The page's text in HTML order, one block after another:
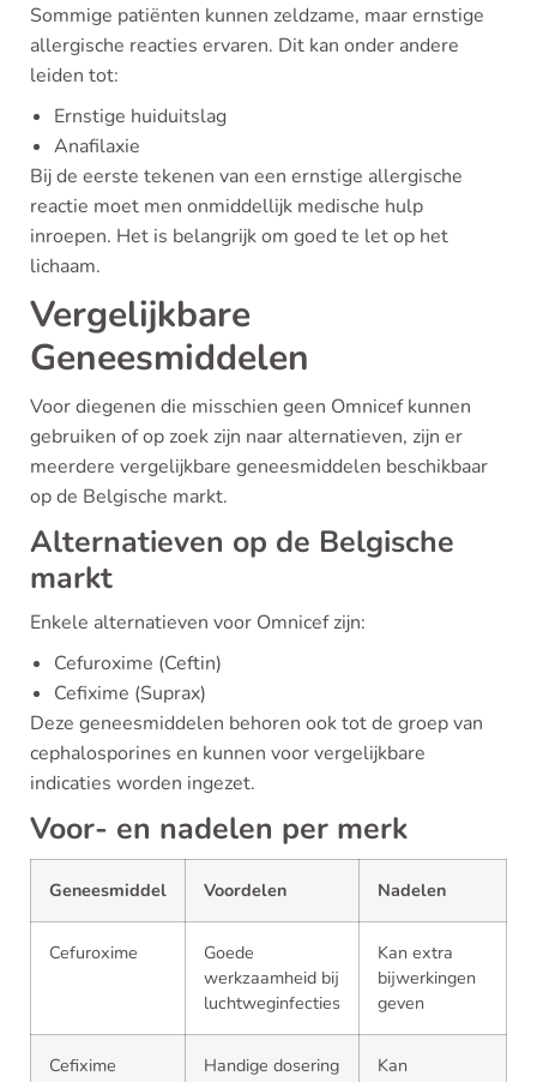
Sommige patiënten kunnen zeldzame, maar ernstige
allergische reacties ervaren. Dit kan onder andere
leiden tot:
Ernstige huiduitslag
Anafilaxie
Bij de eerste tekenen van een ernstige allergische
reactie moet men onmiddellijk medische hulp
inroepen. Het is belangrijk om goed te let op het
lichaam.
Vergelijkbare
Geneesmiddelen
Voor diegenen die misschien geen Omnicef kunnen
gebruiken of op zoek zijn naar alternatieven, zijn er
meerdere vergelijkbare geneesmiddelen beschikbaar
op de Belgische markt.
Alternatieven op de Belgische
markt
Enkele alternatieven voor Omnicef zijn:
Cefuroxime (Ceftin)
Cefixime (Suprax)
Deze geneesmiddelen behoren ook tot de groep van
cephalosporines en kunnen voor vergelijkbare
indicaties worden ingezet.
Voor- en nadelen per merk
Geneesmiddel Voordelen Nadelen
Cefuroxime
Goede
werkzaamheid bij
luchtweginfecties
Kan extra
bijwerkingen
geven
Cefixime Handige dosering
Kan